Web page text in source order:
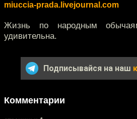
miuccia-prada.livejournal.com
Жизнь по народным
удивительна.
Подписывайся на наш
Комментарии